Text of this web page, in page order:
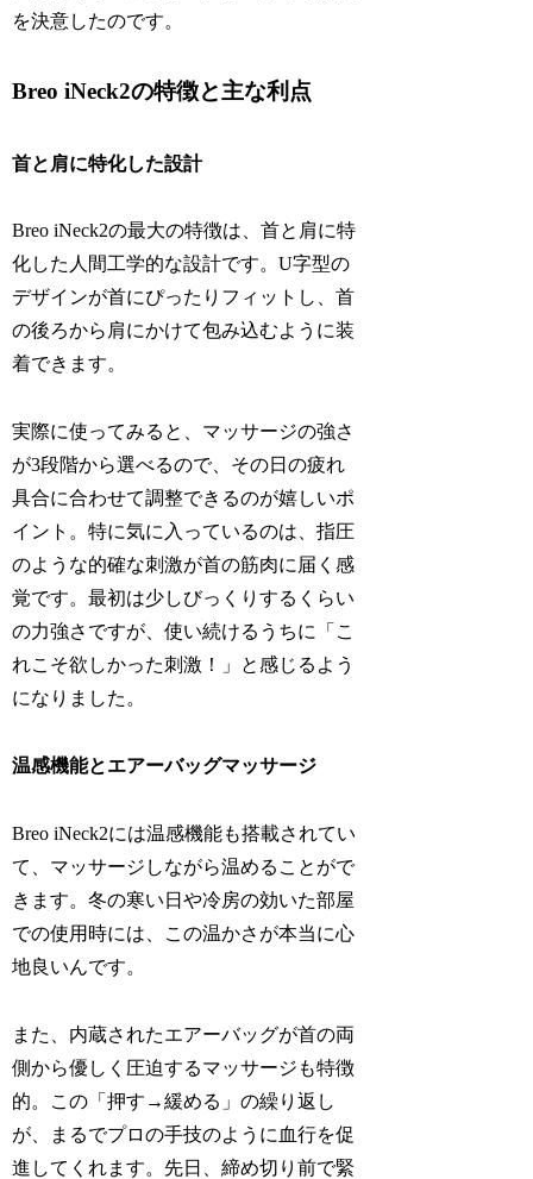
を決意したのです。
Breo iNeck2の特徴と主な利点
首と肩に特化した設計
Breo iNeck2の最大の特徴は、首と肩に特
化した人間工学的な設計です。U字型の
デザインが首にぴったりフィットし、首
の後ろから肩にかけて包み込むように装
着できます。
実際に使ってみると、マッサージの強さ
が3段階から選べるので、その日の疲れ
具合に合わせて調整できるのが嬉しいポ
イント。特に気に入っているのは、指圧
のような的確な刺激が首の筋肉に届く感
覚です。最初は少しびっくりするくらい
の力強さですが、使い続けるうちに「こ
れこそ欲しかった刺激！」と感じるよう
になりました。
温感機能とエアーバッグマッサージ
Breo iNeck2には温感機能も搭載されてい
て、マッサージしながら温めることがで
きます。冬の寒い日や冷房の効いた部屋
での使用時には、この温かさが本当に心
地良いんです。
また、内蔵されたエアーバッグが首の両
側から優しく圧迫するマッサージも特徴
的。この「押す→緩める」の繰り返し
が、まるでプロの手技のように血行を促
進してくれます。先日、締め切り前で緊